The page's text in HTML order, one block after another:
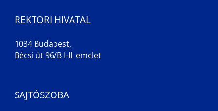
REKTORI HIVATAL
1034 Budapest,
Bécsi út 96/B I-II. emelet
SAJTÓSZOBA